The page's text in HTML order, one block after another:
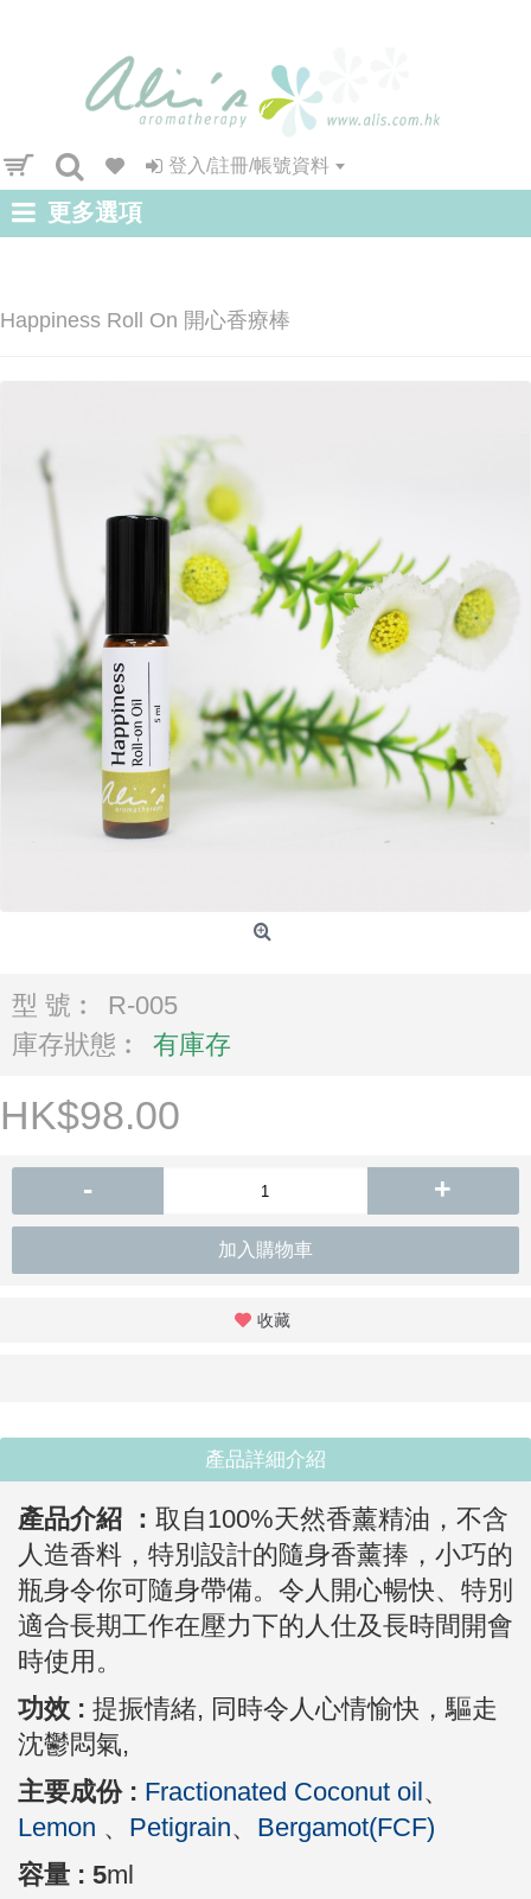
登入/註冊/帳號資料
更多選項
Happiness Roll On 開心香療棒
型 號︰
R-005
庫存狀態︰
有庫存
HK$98.00
- +
加入購物車
收藏
產品詳細介紹
產品介紹 ： 取自100%天然香薰精油，不含
人造香料，特別設計的隨身香薰捧，小巧的
瓶身令你可隨身帶備。 令人開心暢快、特別
適合長期工作在壓力下的人仕及長時間開會
時使用。
功效 : 提振情緒, 同時令人心情愉快，驅走
沈鬱悶氣,
主要成份 : Fractionated Coconut oil、
Lemon 、 Petigrain、 Bergamot(FCF)
容量 : 5ml